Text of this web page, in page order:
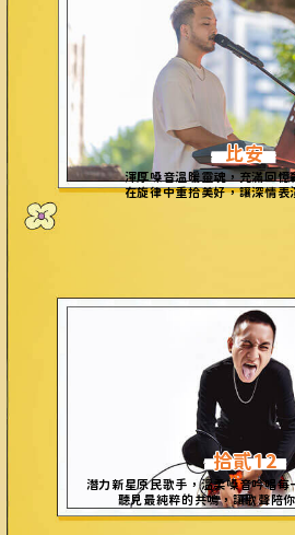
比安
渾厚嗓音溫暖靈魂，充滿回憶
在旋律中重拾美好，讓深情表
拾貳12
潛力新星原民歌手，溫柔嗓音吟唱每
聽見最純粹的共鳴，讓歌聲陪